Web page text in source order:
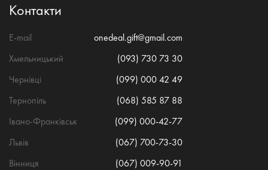
Контакти
E-mail
onedeal.gift@gmail.com
Хмельницький
(093) 730 73 30
Чернівці
(099) 000 42 49
Тернопіль
(068) 585 87 88
Івано-Франківськ
(099) 000-42-77
Львів
(067) 700-73-30
Вінниця
(067) 009-90-91